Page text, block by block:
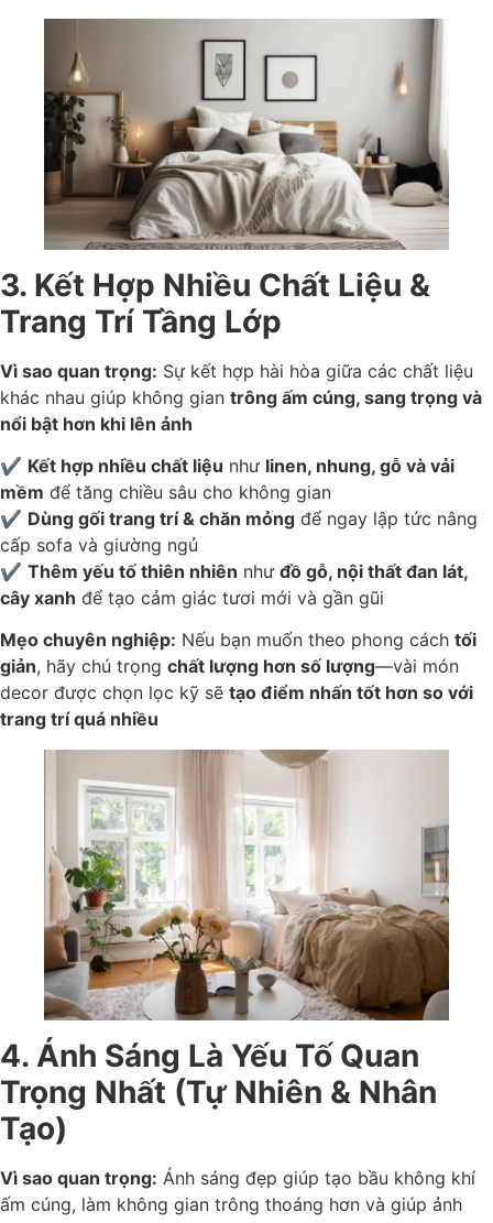
3. Kết Hợp Nhiều Chất Liệu &
Trang Trí Tầng Lớp
Vì sao quan trọng: Sự kết hợp hài hòa giữa các chất liệu
khác nhau giúp không gian trông ấm cúng, sang trọng và
nổi bật hơn khi lên ảnh
✔ Kết hợp nhiều chất liệu như linen, nhung, gỗ và vải
mềm để tăng chiều sâu cho không gian
✔ Dùng gối trang trí & chăn mỏng để ngay lập tức nâng
cấp sofa và giường ngủ
✔ Thêm yếu tố thiên nhiên như đồ gỗ, nội thất đan lát,
cây xanh để tạo cảm giác tươi mới và gần gũi
Mẹo chuyên nghiệp: Nếu bạn muốn theo phong cách tối
giản, hãy chú trọng chất lượng hơn số lượng—vài món
decor được chọn lọc kỹ sẽ tạo điểm nhấn tốt hơn so với
trang trí quá nhiều
4. Ánh Sáng Là Yếu Tố Quan
Trọng Nhất (Tự Nhiên & Nhân
Tạo)
Vì sao quan trọng: Ánh sáng đẹp giúp tạo bầu không khí
ấm cúng, làm không gian trông thoáng hơn và giúp ảnh